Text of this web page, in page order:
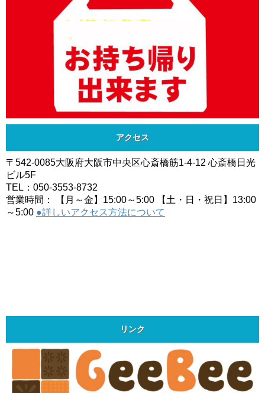
アクセス
〒542-0085大阪府大阪市中央区心斎橋筋1-4-12 心斎橋日光
ビル5F
TEL：050-3553-8732
営業時間： 【月～金】15:00～5:00 【土・日・祝日】13:00
～5:00 ●詳しいアクセス方法について
リンク